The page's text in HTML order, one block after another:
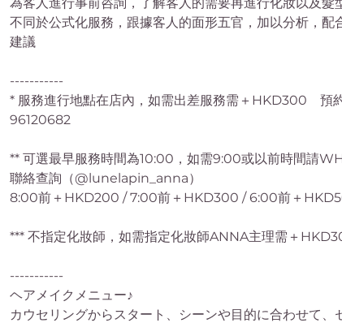
不同於公式化服務，跟據客人的面形五官，加以分析，配
建議
-----------
* 服務進行地點在店內，如需出差服務需＋HKD300 預
96120682
** 可選最早服務時間為10:00，如需9:00或以前時間請
聯絡查詢（@lunelapin_anna）
8:00前＋HKD200 / 7:00前＋HKD300 / 6:00前＋
*** 不指定化妝師，如需指定化妝師ANNA主理需＋
-----------
ヘアメイクメニュー♪
カウセリングからスタート、シーンや目的に合わせて、